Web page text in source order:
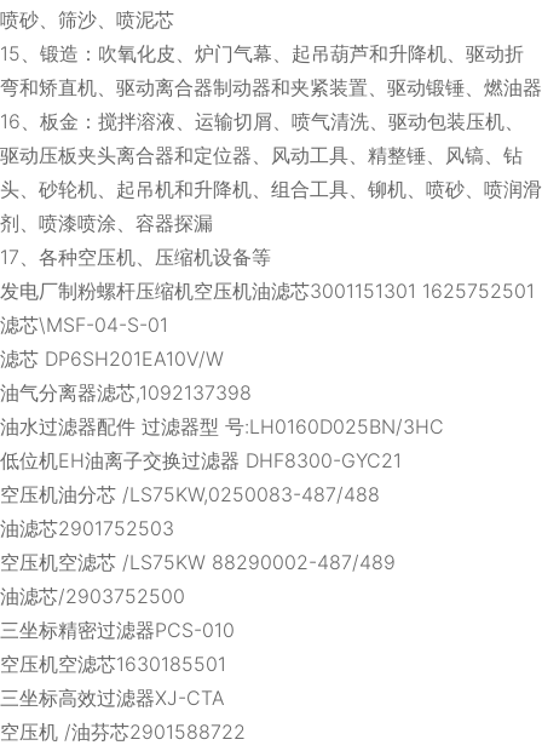
喷砂、筛沙、喷泥芯
15、锻造：吹氧化皮、炉门气幕、起吊葫芦和升降机、驱动折
弯和矫直机、驱动离合器制动器和夹紧装置、驱动锻锤、燃油器
16、板金：搅拌溶液、运输切屑、喷气清洗、驱动包装压机、
驱动压板夹头离合器和定位器、风动工具、精整锤、风镐、钻
头、砂轮机、起吊机和升降机、组合工具、铆机、喷砂、喷润滑
剂、喷漆喷涂、容器探漏
17、各种空压机、压缩机设备等
发电厂制粉螺杆压缩机空压机油滤芯3001151301 1625752501
滤芯\MSF-04-S-01
滤芯 DP6SH201EA10V/W
油气分离器滤芯,1092137398
油水过滤器配件 过滤器型 号:LH0160D025BN/3HC
低位机EH油离子交换过滤器 DHF8300-GYC21
空压机油分芯 /LS75KW,0250083-487/488
油滤芯2901752503
空压机空滤芯 /LS75KW 88290002-487/489
油滤芯/2903752500
三坐标精密过滤器PCS-010
空压机空滤芯1630185501
三坐标高效过滤器XJ-CTA
空压机 /油芬芯2901588722